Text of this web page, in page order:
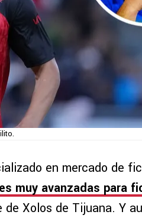
en mercado de
muy avanzadas para
Xolos de Tijuana. Y